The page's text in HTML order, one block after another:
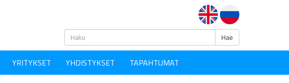
Haku
Hae
YRITYKSET YHDISTYKSET TAPAHTUMAT